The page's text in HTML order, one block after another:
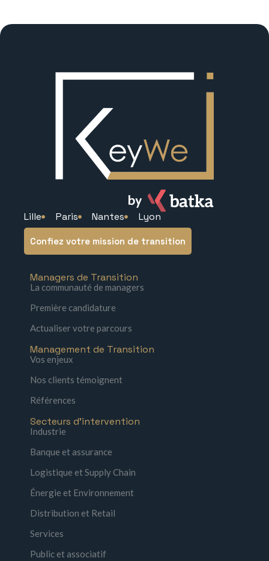
Lille Paris Nantes Lyon
Confiez votre mission de transition
Managers de Transition
La communauté de managers
Première candidature
Actualiser votre parcours
Management de Transition
Vos enjeux
Nos clients témoignent
Références
Secteurs d'intervention
Industrie
Banque et assurance
Logistique et Supply Chain
Énergie et Environnement
Distribution et Retail
Services
Public et associatif